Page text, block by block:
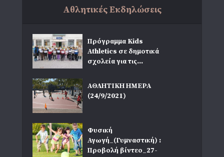
Αθλητικές Εκδηλώσεις
Πρόγραμμα Kids
Athletics σε δημοτικά
σχολεία για τις...
ΑΘΛΗΤΙΚΗ ΗΜΕΡΑ
(24/9/2021)
Φυσική
Αγωγή_(Γυμναστική) :
Προβολή βίντεο_27-